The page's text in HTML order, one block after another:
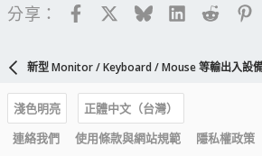
分享： FacebookBlueskyLinkedIn
Reddit
新型 Monitor / Keyboard / Mouse 等輸出入設
淺色明亮
正體中文（台灣）
連絡我們
使用條款與網站規範 隱私權政策